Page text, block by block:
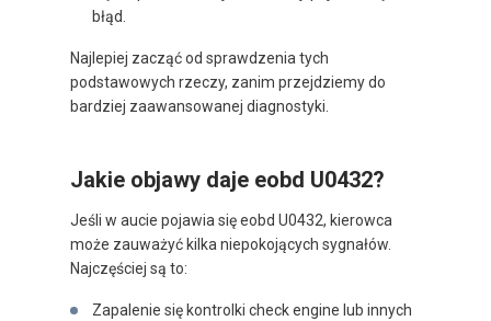
błąd.
Najlepiej zacząć od sprawdzenia tych
podstawowych rzeczy, zanim przejdziemy do
bardziej zaawansowanej diagnostyki.
Jakie objawy daje eobd U0432?
Jeśli w aucie pojawia się eobd U0432, kierowca
może zauważyć kilka niepokojących sygnałów.
Najczęściej są to:
Zapalenie się kontrolki check engine lub innych